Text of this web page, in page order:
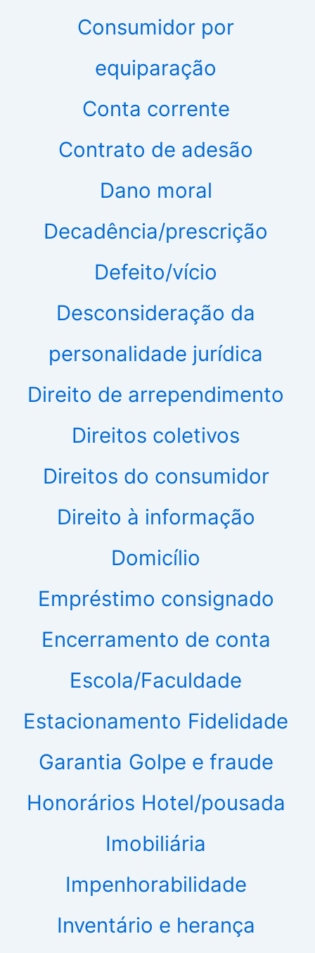
Consumidor por
equiparação
Conta corrente
Contrato de adesão
Dano moral
Decadência/prescrição
Defeito/vício
Desconsideração da
personalidade jurídica
Direito de arrependimento
Direitos coletivos
Direitos do consumidor
Direito à informação
Domicílio
Empréstimo consignado
Encerramento de conta
Escola/Faculdade
Estacionamento Fidelidade
Garantia Golpe e fraude
Honorários Hotel/pousada
Imobiliária
Impenhorabilidade
Inventário e herança